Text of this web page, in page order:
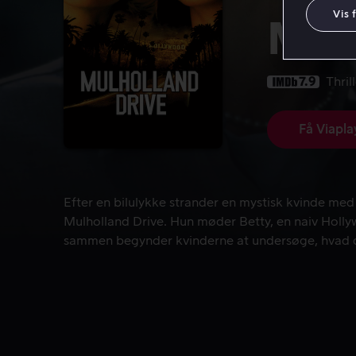
7.9
Få
Efter en bilulykke strander en mystisk kvinde
Efter en bilulykke strander en mystisk kvinde
Mulholland Drive. Hun møder Betty, en naiv
sammen begynder kvinderne at undersøge, hvad
Vis